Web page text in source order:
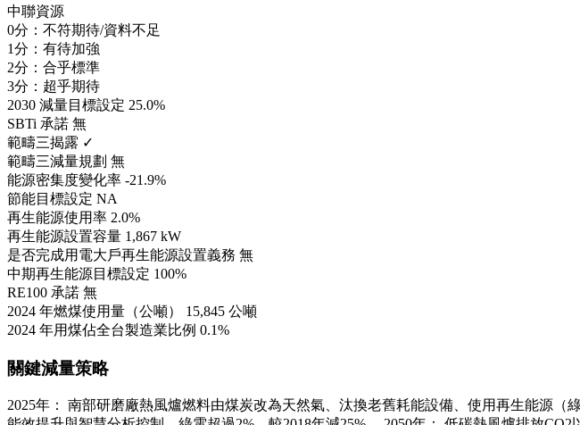
中聯資源
0分：不符期待/資料不足
1分：有待加強
2分：合乎標準
3分：超乎期待
2030 減量目標設定 25.0%
SBTi 承諾 無
範疇三揭露 ✓
範疇三減量規劃 無
能源密集度變化率 -21.9%
節能目標設定 NA
再生能源使用率 2.0%
再生能源設置容量 1,867 kW
是否完成用電大戶再生能源設置義務 無
中期再生能源目標設定 100%
RE100 承諾 無
2024 年燃煤使用量（公噸） 15,845 公噸
2024 年用煤佔全台製造業比例 0.1%
關鍵減量策略
2025年： 南部研磨廠熱風爐燃料由煤炭改為天然氣、汰換老舊耗能設備、使用再生能源